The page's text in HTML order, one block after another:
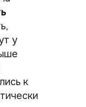
у
к